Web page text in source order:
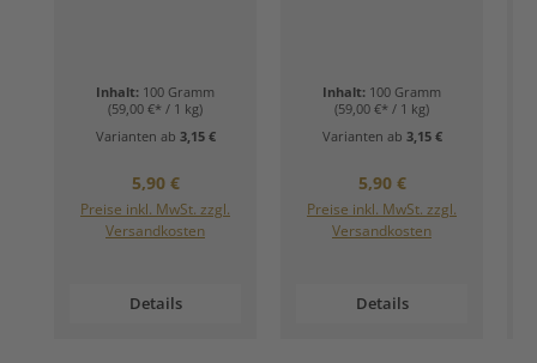
Inhalt: 100 Gramm
(59,00 €* / 1 kg)
Varianten ab 3,15 €
Regulärer Preis:
5,90 €
Preise inkl. MwSt. zzgl.
Versandkosten
Details
Inhalt: 100 Gramm
(59,00 €* / 1 kg)
Varianten ab 3,15 €
Regulärer Preis:
5,90 €
Preise inkl. MwSt. zzgl.
Versandkosten
Details